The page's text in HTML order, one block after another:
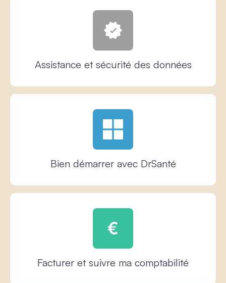
Assistance et sécurité des données
Bien démarrer avec DrSanté
Facturer et suivre ma comptabilité